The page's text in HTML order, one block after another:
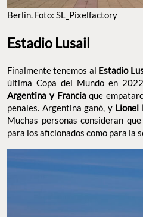
Berlin. Foto: SL_Pixelfactory
Estadio Lusail
Finalmente tenemos al Estadio
última Copa del Mundo en
Argentina y Franciaque
penales. Argentina ganó, y Lionel
Muchas personas consideran
para los aficionados como para la